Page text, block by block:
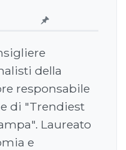
della
responsabile
di "Trendiest
Laureato
e